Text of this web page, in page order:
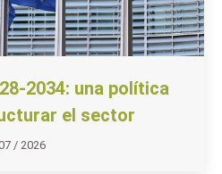
2034: una política
el sector
/ 2026